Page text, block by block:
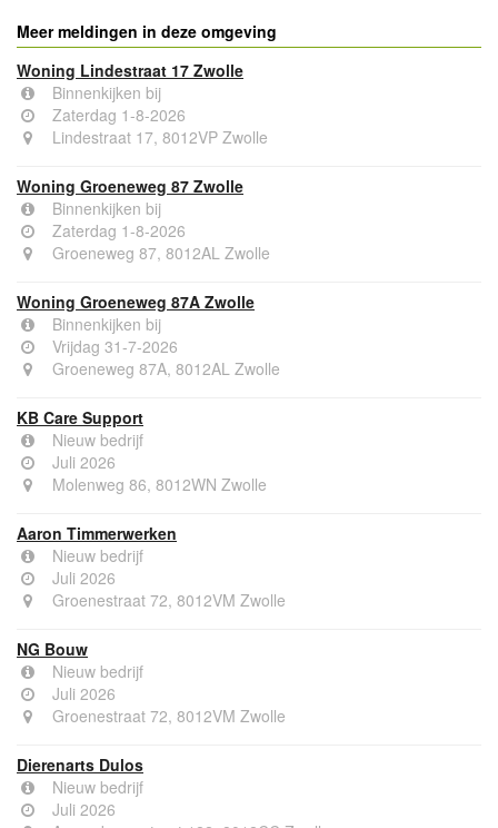
Meer meldingen in deze omgeving
Woning Lindestraat 17 Zwolle
Binnenkijken bij
Zaterdag 1-8-2026
Lindestraat 17, 8012VP Zwolle
Woning Groeneweg 87 Zwolle
Binnenkijken bij
Zaterdag 1-8-2026
Groeneweg 87, 8012AL Zwolle
Woning Groeneweg 87A Zwolle
Binnenkijken bij
Vrijdag 31-7-2026
Groeneweg 87A, 8012AL Zwolle
KB Care Support
Nieuw bedrijf
Juli 2026
Molenweg 86, 8012WN Zwolle
Aaron Timmerwerken
Nieuw bedrijf
Juli 2026
Groenestraat 72, 8012VM Zwolle
NG Bouw
Nieuw bedrijf
Juli 2026
Groenestraat 72, 8012VM Zwolle
Dierenarts Dulos
Nieuw bedrijf
Juli 2026